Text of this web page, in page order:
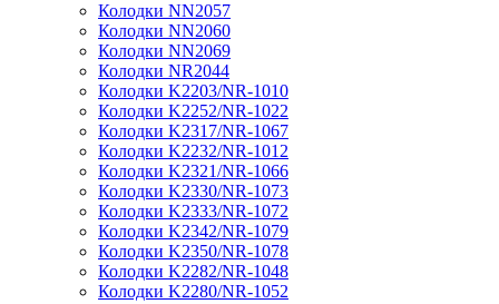
Колодки NN2057
Колодки NN2060
Колодки NN2069
Колодки NR2044
Колодки K2203/NR-1010
Колодки K2252/NR-1022
Колодки K2317/NR-1067
Колодки K2232/NR-1012
Колодки K2321/NR-1066
Колодки K2330/NR-1073
Колодки K2333/NR-1072
Колодки K2342/NR-1079
Колодки K2350/NR-1078
Колодки K2282/NR-1048
Колодки K2280/NR-1052